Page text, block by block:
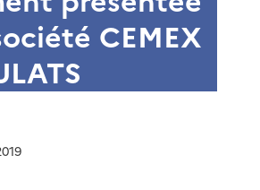
CEMEX